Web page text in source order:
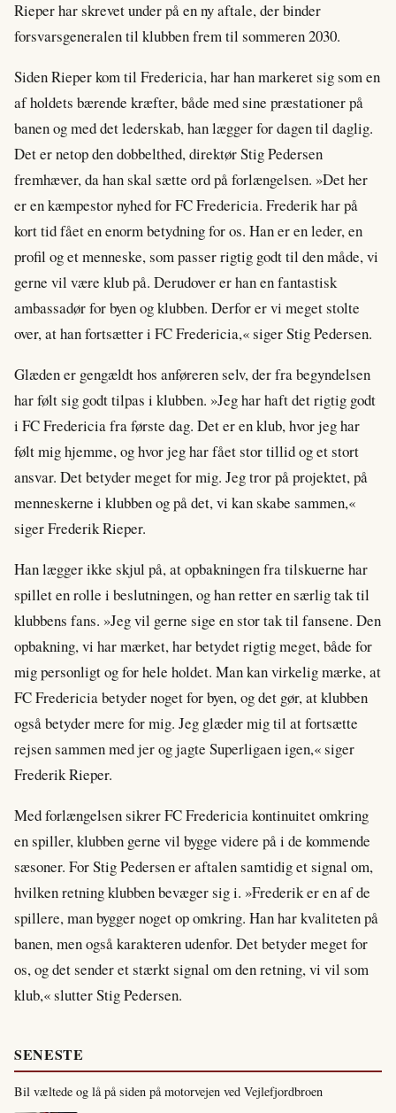
Rieper har skrevet under på en ny aftale, der binder
forsvarsgeneralen til klubben frem til sommeren 2030.
Siden Rieper kom til Fredericia, har han markeret sig som en
af holdets bærende kræfter, både med sine præstationer på
banen og med det lederskab, han lægger for dagen til daglig.
Det er netop den dobbelthed, direktør Stig Pedersen
fremhæver, da han skal sætte ord på forlængelsen. »Det her
er en kæmpestor nyhed for FC Fredericia. Frederik har på
kort tid fået en enorm betydning for os. Han er en leder, en
profil og et menneske, som passer rigtig godt til den måde, vi
gerne vil være klub på. Derudover er han en fantastisk
ambassadør for byen og klubben. Derfor er vi meget stolte
over, at han fortsætter i FC Fredericia,« siger Stig Pedersen.
Glæden er gengældt hos anføreren selv, der fra begyndelsen
har følt sig godt tilpas i klubben. »Jeg har haft det rigtig godt
i FC Fredericia fra første dag. Det er en klub, hvor jeg har
følt mig hjemme, og hvor jeg har fået stor tillid og et stort
ansvar. Det betyder meget for mig. Jeg tror på projektet, på
menneskerne i klubben og på det, vi kan skabe sammen,«
siger Frederik Rieper.
Han lægger ikke skjul på, at opbakningen fra tilskuerne har
spillet en rolle i beslutningen, og han retter en særlig tak til
klubbens fans. »Jeg vil gerne sige en stor tak til fansene. Den
opbakning, vi har mærket, har betydet rigtig meget, både for
mig personligt og for hele holdet. Man kan virkelig mærke, at
FC Fredericia betyder noget for byen, og det gør, at klubben
også betyder mere for mig. Jeg glæder mig til at fortsætte
rejsen sammen med jer og jagte Superligaen igen,« siger
Frederik Rieper.
Med forlængelsen sikrer FC Fredericia kontinuitet omkring
en spiller, klubben gerne vil bygge videre på i de kommende
sæsoner. For Stig Pedersen er aftalen samtidig et signal om,
hvilken retning klubben bevæger sig i. »Frederik er en af de
spillere, man bygger noget op omkring. Han har kvaliteten på
banen, men også karakteren udenfor. Det betyder meget for
os, og det sender et stærkt signal om den retning, vi vil som
klub,« slutter Stig Pedersen.
SENESTE
Bil væltede og lå på siden på motorvejen ved Vejlefjordbroen